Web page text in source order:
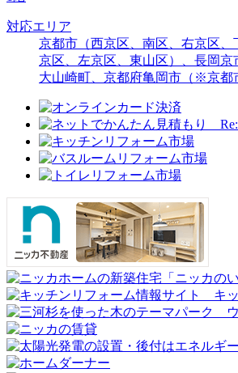
対応エリア
京都市（西京区、南区、右京区、
京区、左京区、東山区）、長岡京
大山崎町、京都府亀岡市（※京都